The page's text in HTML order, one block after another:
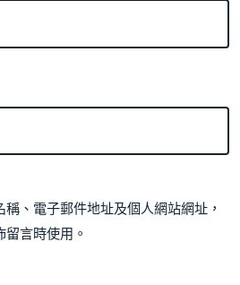
稱、電子郵件地址及個人網站網址，
言時使用。